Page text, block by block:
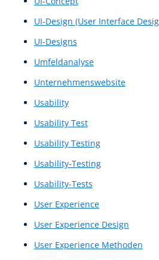
POCs
Präziser Layout Entwurf
Proof of Concept
Proof of Concepts
Prototyp
Prototype
Prototypen
Prototyping
Prototyps